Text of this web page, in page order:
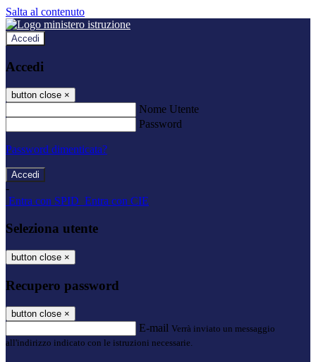
Salta al contenuto
Accedi
Accedi
button close ×
Nome Utente
Password
Password dimenticata?
-
Entra con SPID Entra con CIE
Seleziona utente
button close ×
Recupero password
button close ×
E-mail Verrà inviato un messaggio
all'indirizzo indicato con le istruzioni necessarie.